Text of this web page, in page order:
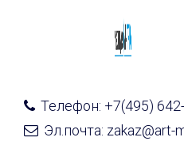
Телефон: +7(495)
Эл.почта: zakaz@art-